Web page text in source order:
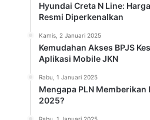
Hyundai Creta N Line:
Resmi Diperkenalkan
Kamis, 2 Januari 2025
Kemudahan Akses BPJS
Aplikasi Mobile JKN
Rabu, 1 Januari 2025
Mengapa PLN
2025?